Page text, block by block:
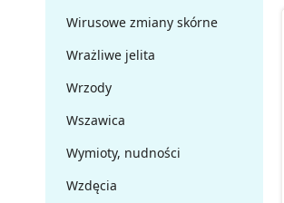
Wirusowe zmiany skórne
Wrażliwe jelita
Wrzody
Wszawica
Wymioty, nudności
Wzdęcia